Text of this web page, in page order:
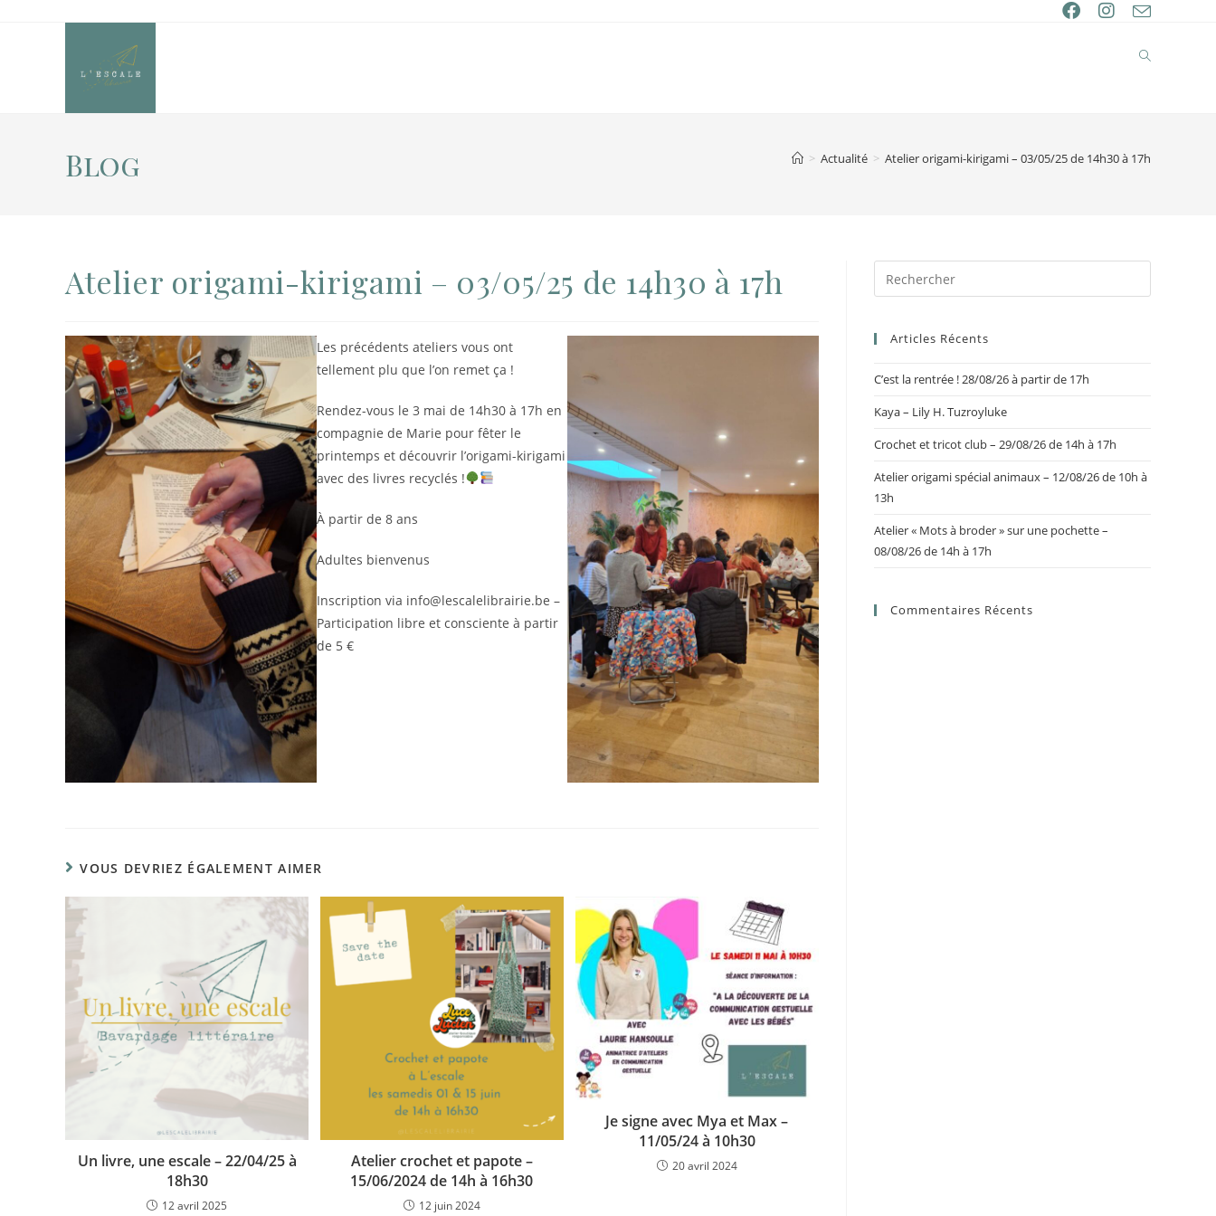
Blog > Actualité > Atelier origami-kirigami – 03/05/25 de 14h30 à 17h
Atelier origami-kirigami – 03/05/25 de 14h30 à 17h
Les précédents ateliers vous ont
tellement plu que l’on remet ça !
Rendez-vous le 3 mai de 14h30 à 17h en
compagnie de Marie pour fêter le
printemps et découvrir l’origami-kirigami
avec des livres recyclés !
À partir de 8 ans
Adultes bienvenus
Inscription via info@lescalelibrairie.be –
Participation libre et consciente à partir
de 5 €
VOUS DEVRIEZ ÉGALEMENT AIMER
Un livre, une escale – 22/04/25 à
18h30
12 avril 2025
Atelier crochet et papote –
15/06/2024 de 14h à 16h30
12 juin 2024
Je signe avec Mya et Max –
11/05/24 à 10h30
20 avril 2024
Articles Récents
C’est la rentrée ! 28/08/26 à partir de 17h
Kaya – Lily H. Tuzroyluke
Crochet et tricot club – 29/08/26 de 14h à 17h
Atelier origami spécial animaux – 12/08/26 de 10h à
13h
Atelier « Mots à broder » sur une pochette –
08/08/26 de 14h à 17h
Commentaires Récents